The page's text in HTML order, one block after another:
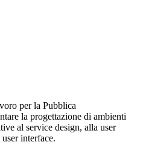
per la Pubblica
la progettazione di ambienti
al service design, alla user
interface.